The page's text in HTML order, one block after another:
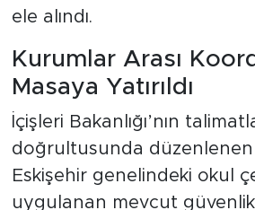
ele alındı.
Kurumlar Arası
Masaya Yatırıldı
İçişleri Bakanlığı’nın
doğrultusunda düzenlenen
Eskişehir genelindeki okul
uygulanan mevcut